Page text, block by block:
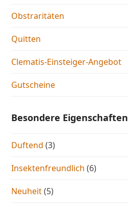
Obstraritäten
Quitten
Clematis-Einsteiger-Angebot
Gutscheine
Besondere Eigenschaften
Duftend (3)
Insektenfreundlich (6)
Neuheit (5)